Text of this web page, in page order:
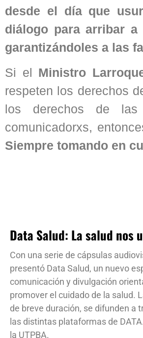
desde el día que
diálogo para arribar
garantizándoles a las
Si el Ministro
respeten los derechos
los derechos de las
comunicadorxs,
Siempre tomando en
Data Salud: La salud nos
Con una serie de cápsulas
presentó Data Salud, un nuevo
comunicación y divulgación
promover el cuidado de la salud.
de breve duración, se difunden a
las distintas plataformas de
la UTPBA.